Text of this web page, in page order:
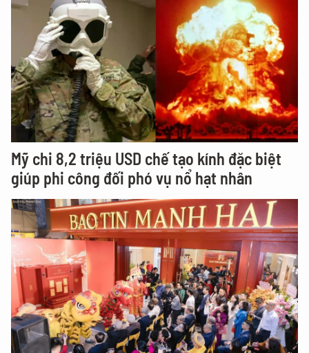
Mỹ chi 8,2 triệu USD chế tạo kính đặc biệt
giúp phi công đối phó vụ nổ hạt nhân